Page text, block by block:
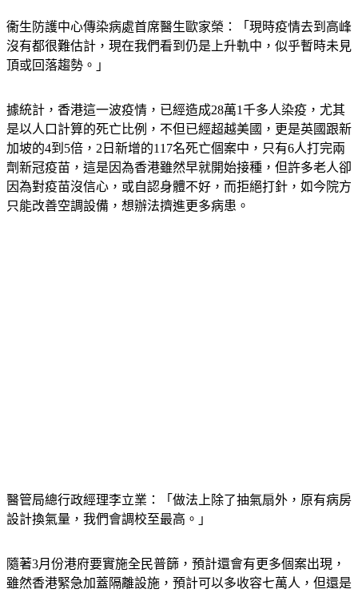
衞生防護中心傳染病處首席醫生歐家榮：「現時疫情去到高峰
沒有都很難估計，現在我們看到仍是上升軌中，似乎暫時未見
頂或回落趨勢。」
據統計，香港這一波疫情，已經造成28萬1千多人染疫，尤其
是以人口計算的死亡比例，不但已經超越美國，更是英國跟新
加坡的4到5倍，2日新增的117名死亡個案中，只有6人打完兩
劑新冠疫苗，這是因為香港雖然早就開始接種，但許多老人卻
因為對疫苗沒信心，或自認身體不好，而拒絕打針，如今院方
只能改善空調設備，想辦法擠進更多病患。
醫管局總行政經理李立業：「做法上除了抽氣扇外，原有病房
設計換氣量，我們會調校至最高。」
隨著3月份港府要實施全民普篩，預計還會有更多個案出現，
雖然香港緊急加蓋隔離設施，預計可以多收容七萬人，但還是